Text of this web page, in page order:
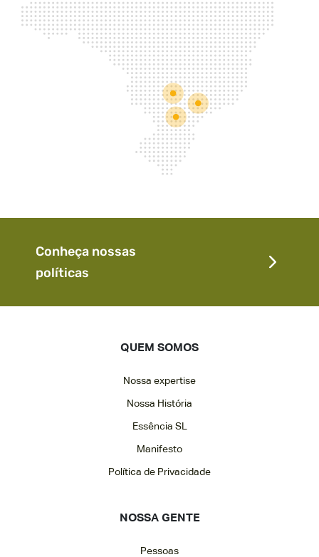
Conheça nossas
políticas
QUEM SOMOS
Nossa expertise
Nossa História
Essência SL
Manifesto
Política de Privacidade
NOSSA GENTE
Pessoas